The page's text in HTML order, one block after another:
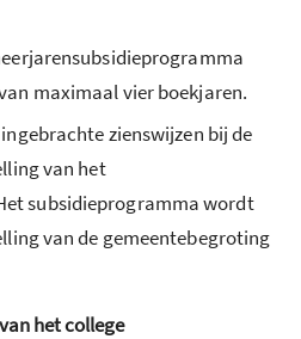
maximaal vier boekjaren.
zienswijzen bij de
van het
subsidieprogramma wordt
van de gemeentebegroting
het college